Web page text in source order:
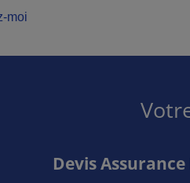
moi
Devis